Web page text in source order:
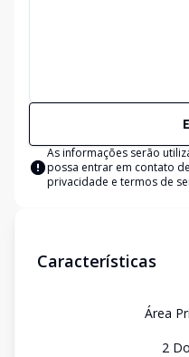
As informações serão
possa entrar em contato
privacidade e termos de
Características
Área
2